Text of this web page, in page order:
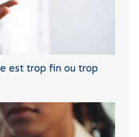
est trop fin ou trop